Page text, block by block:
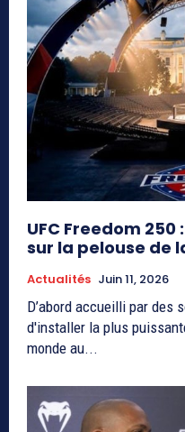
UFC Freedom 250
sur la pelouse de
Actualités Juin 11, 2026
D’abord accueilli par
d'installer la plus
monde au...